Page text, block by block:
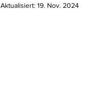
Aktualisiert: 19. Nov. 2024